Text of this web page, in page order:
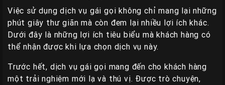
Việc sử dụng dịch vụ gái gọi không chỉ mang lại những
phút giây thư giãn mà còn đem lại nhiều lợi ích khác.
Dưới đây là những lợi ích tiêu biểu mà khách hàng có
thể nhận được khi lựa chọn dịch vụ này.
Trước hết, dịch vụ gái gọi mang đến cho khách hàng
một trải nghiệm mới lạ và thú vị. Được trò chuyện,